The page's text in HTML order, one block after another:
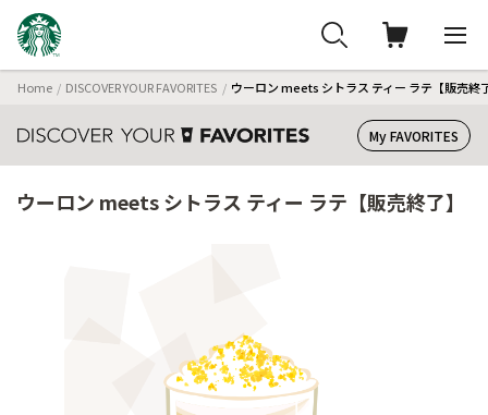
Home DISCOVER YOUR FAVORITES ウーロン meets シトラス ティー ラテ【販売終
My FAVORITES
ウーロン meets シトラス ティー ラテ【販売終了】